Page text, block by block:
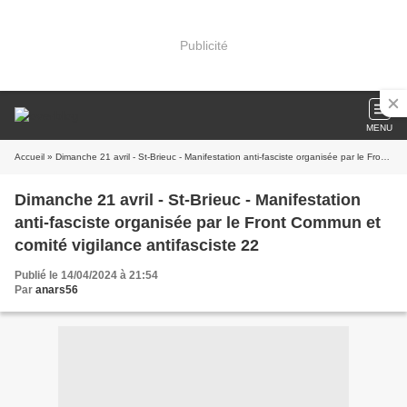
Publicité
MENU
Accueil » Dimanche 21 avril - St-Brieuc - Manifestation anti-fasciste organisée par le Front Commun et comité vigilance antifasciste 22
Dimanche 21 avril - St-Brieuc - Manifestation
anti-fasciste organisée par le Front Commun et
comité vigilance antifasciste 22
Publié le 14/04/2024 à 21:54
Par anars56